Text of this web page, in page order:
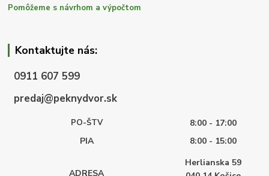
Pomôžeme s návrhom a výpočtom
Kontaktujte nás:
0911 607 599
predaj@peknydvor.sk
PO-ŠTV
8:00 - 17:00
PIA
8:00 - 15:00
ADRESA
Herlianska 59